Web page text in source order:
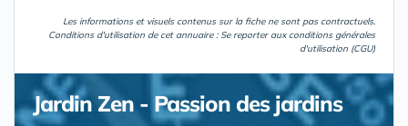
Les informations et visuels contenus sur la fiche ne sont pas contractuels.
Conditions d'utilisation de cet annuaire : Se reporter aux conditions générales
d'utilisation (CGU)
Jardin Zen - Passion des jardins